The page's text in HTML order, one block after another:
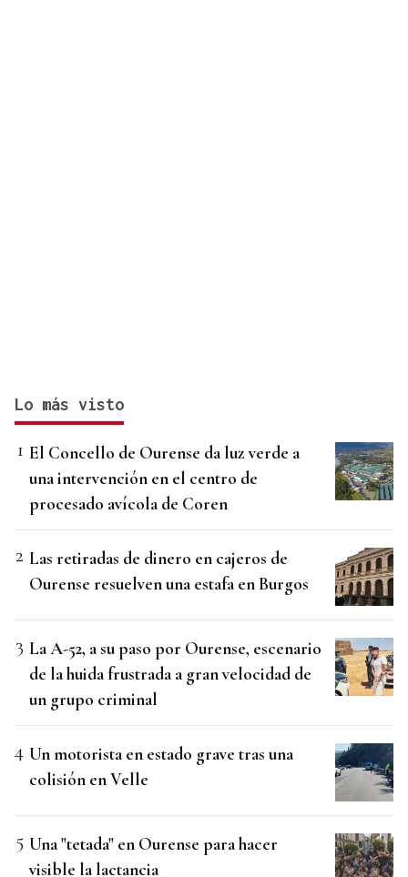
Lo más visto
El Concello de Ourense da luz verde a
una intervención en el centro de
procesado avícola de Coren
Las retiradas de dinero en cajeros de
Ourense resuelven una estafa en Burgos
La A-52, a su paso por Ourense, escenario
de la huida frustrada a gran velocidad de
un grupo criminal
Un motorista en estado grave tras una
colisión en Velle
Una "tetada" en Ourense para hacer
visible la lactancia